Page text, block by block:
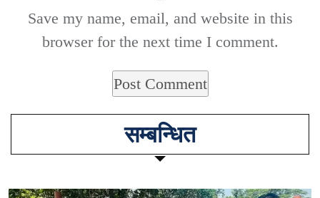
Save my name, email, and website in this
browser for the next time I comment.
सम्बन्धित